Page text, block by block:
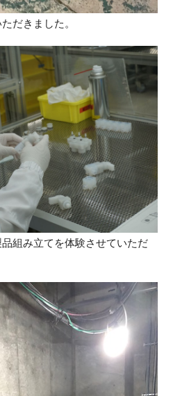
だきました。
組み立てを体験させていただ